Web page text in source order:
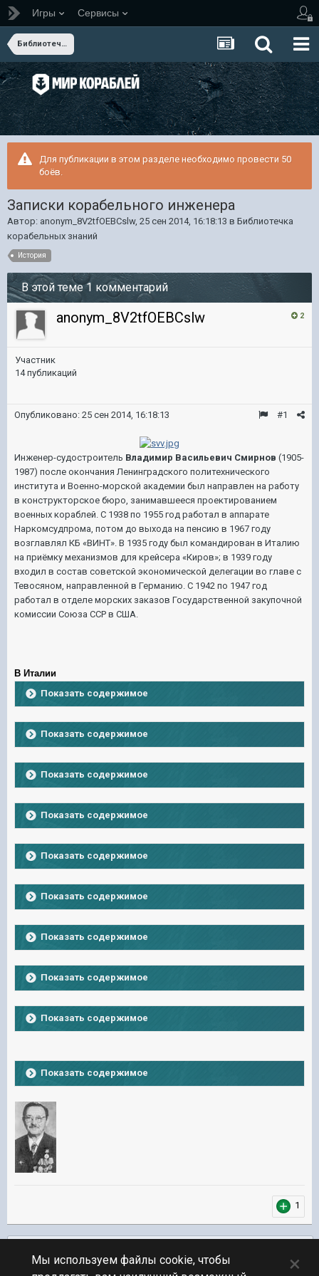
Игры Сервисы
Библиотечка корабельных знаний
Для публикации в этом разделе необходимо провести 50
боёв.
Записки корабельного инженера
Автор: anonym_8V2tfOEBCslw, 25 сен 2014, 16:18:13 в Библиотечка
корабельных знаний
История
В этой теме 1 комментарий
2
anonym_8V2tfOEBCslw
Участник
14 публикаций
#1
Опубликовано: 25 сен 2014, 16:18:13
Инженер-судостроитель Владимир Васильевич Смирнов (1905-
1987) после окончания Ленинградского политехнического
института и Военно-морской академии был направлен на работу
в конструкторское бюро, занимавшееся проектированием
военных кораблей. С 1938 по 1955 год работал в аппарате
Наркомсудпрома, потом до выхода на пенсию в 1967 году
возглавлял КБ «ВИНТ». В 1935 году был командирован в Италию
на приёмку механизмов для крейсера «Киров»; в 1939 году
входил в состав советской экономической делегации во главе с
Тевосяном, направленной в Германию. С 1942 по 1947 год
работал в отделе морских заказов Государственной закупочной
комиссии Союза ССР в США.
В Италии
Показать содержимое
Показать содержимое
Показать содержимое
Показать содержимое
Показать содержимое
Показать содержимое
Показать содержимое
Показать содержимое
Показать содержимое
Показать содержимое
1
Мы используем файлы cookie, чтобы
×